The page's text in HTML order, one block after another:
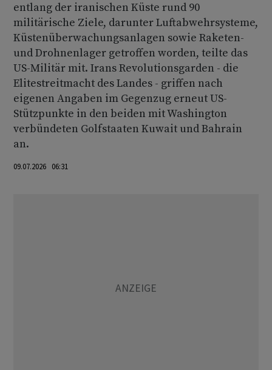
entlang der iranischen Küste rund 90
militärische Ziele, darunter Luftabwehrsysteme,
Küstenüberwachungsanlagen sowie Raketen-
und Drohnenlager getroffen worden, teilte das
US-Militär mit. Irans Revolutionsgarden - die
Elitestreitmacht des Landes - griffen nach
eigenen Angaben im Gegenzug erneut US-
Stützpunkte in den beiden mit Washington
verbündeten Golfstaaten Kuwait und Bahrain
an.
09.07.2026 06:31